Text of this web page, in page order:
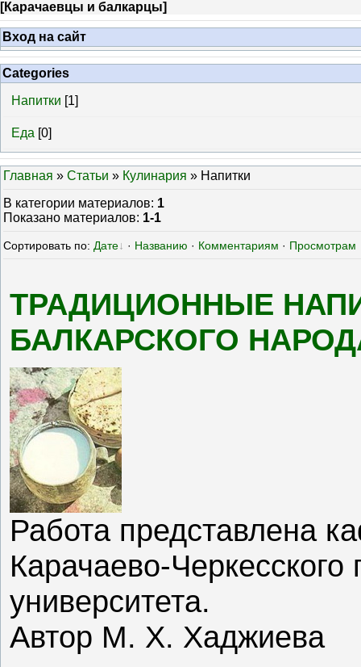
[Карачаевцы и балкарцы]
Вход на сайт
Categories
Напитки [1]
Еда [0]
Главная » Статьи » Кулинария » Напитки
В категории материалов: 1
Показано материалов: 1-1
Сортировать по: Дате · Названию · Комментариям · Просмотрам
ТРАДИЦИОННЫЕ
БАЛКАРСКОГО
Работа представлена
Карачаево-Черкесского
университета.
Автор М. X. Хаджиева